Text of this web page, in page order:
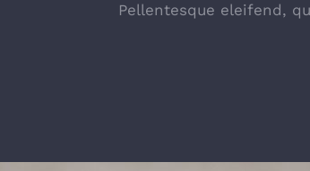
Pellentesque eleifend,